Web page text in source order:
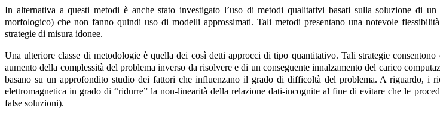
In alternativa a questi metodi è anche stato investigato l’uso di metodi qualitativi basati sulla soluzione di
morfologico) che non fanno quindi uso di modelli approssimati. Tali metodi presentano una notevole
strategie di misura idonee.
Una ulteriore classe di metodologie è quella dei così detti approcci di tipo quantitativo. Tali strategie
aumento della complessità del problema inverso da risolvere e di un conseguente innalzamento del carico
basano su un approfondito studio dei fattori che influenzano il grado di difficoltà del problema. A riguardo, i
elettromagnetica in grado di “ridurre” la non-linearità della relazione dati-incognite al fine di evitare che le
false soluzioni).